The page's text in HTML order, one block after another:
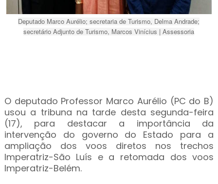
Deputado Marco Aurélio; secretaria de Turismo, Delma Andrade;
secretário Adjunto de Turismo, Marcos Vinícius | Assessoria
O deputado Professor Marco Aurélio (PC do B)
usou a tribuna na tarde desta segunda-feira
(17), para destacar a importância da
intervenção do governo do Estado para a
ampliação dos voos diretos nos trechos
Imperatriz-São Luís e a retomada dos voos
Imperatriz-Belém.